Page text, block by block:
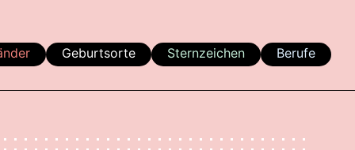
Geburtsorte Sternzeichen Berufe